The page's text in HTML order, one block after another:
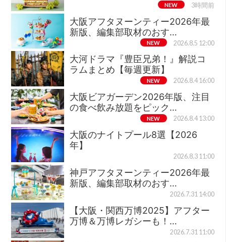
NEW 3時間前
大阪アフタヌーンティー2026年最
新版、編集部取材のおす…
NEW 2026.8.5 12:00
大河ドラマ『豊臣兄弟！』解説コ
ラムまとめ【毎週更新】
NEW 2026.8.4 16:00
大阪ビアガーデン2026年版、注目
の食べ飲み放題をピック…
NEW 2026.8.4 13:00
大阪のナイトプール8選【2026
年】
2026.8.3 11:00
神戸アフタヌーンティー2026年最
新版、編集部取材のおす…
2026.7.31 14:00
【大阪・関西万博2025】アフター
万博＆万博レガシーも！…
2026.7.31 11:00